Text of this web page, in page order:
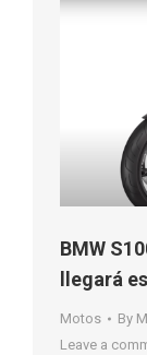
BMW
llegará
Motos By
Leave a